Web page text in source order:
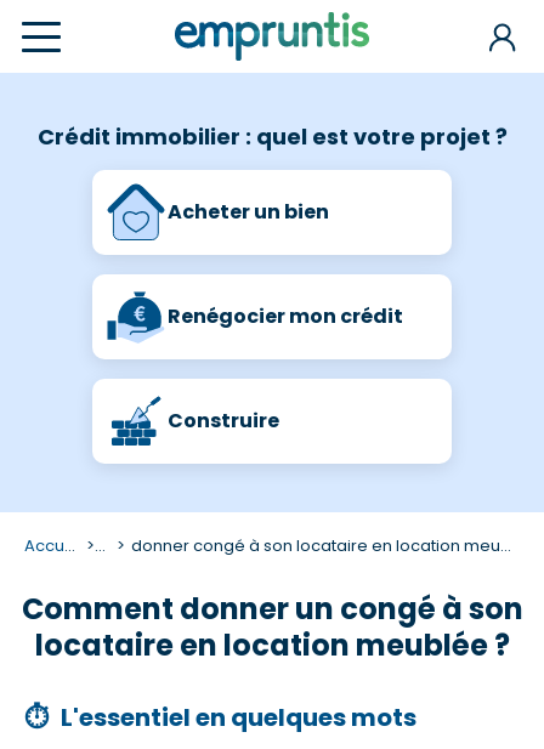
Crédit immobilier : quel est votre projet ?
Acheter un bien
Renégocier mon crédit
Construire
Accueil ... donner congé à son locataire en location meublée
Comment donner un congé à son
locataire en location meublée ?
⏱ L'essentiel en quelques mots